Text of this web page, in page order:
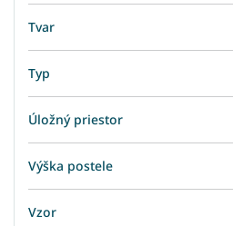
Tvar
Typ
Úložný priestor
Výška postele
Vzor